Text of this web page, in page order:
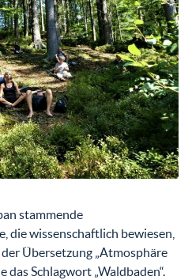
stammende
die wissenschaftlich bewiesen,
Übersetzung „Atmosphäre
das Schlagwort „Waldbaden“.